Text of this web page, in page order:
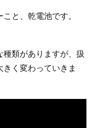
と、乾電池です。
類がありますが、扱
く変わっていきま